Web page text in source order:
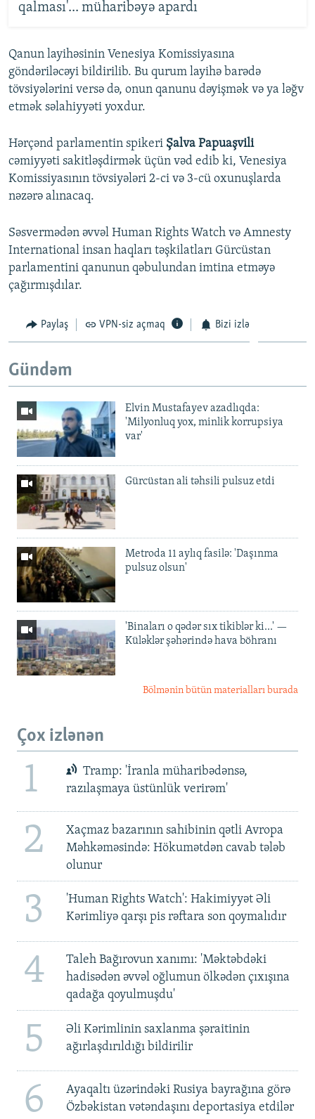
qalması'... müharibəyə apardı
Qanun layihəsinin Venesiya Komissiyasına
göndəriləcəyi bildirilib. Bu qurum layihə barədə
tövsiyələrini versə də, onun qanunu dəyişmək və ya ləğv
etmək səlahiyyəti yoxdur.
Hərçənd parlamentin spikeri Şalva Papuaşvili
cəmiyyəti sakitləşdirmək üçün vəd edib ki, Venesiya
Komissiyasının tövsiyələri 2-ci və 3-cü oxunuşlarda
nəzərə alınacaq.
Səsvermədən əvvəl Human Rights Watch və Amnesty
International insan haqları təşkilatları Gürcüstan
parlamentini qanunun qəbulundan imtina etməyə
çağırmışdılar.
Paylaş VPN-siz açmaq Bizi izlə
Gündəm
Elvin Mustafayev azadlıqda:
'Milyonluq yox, minlik korrupsiya
var'
Gürcüstan ali təhsili pulsuz etdi
Metroda 11 aylıq fasilə: 'Daşınma
pulsuz olsun'
'Binaları o qədər sıx tikiblər ki...' —
Küləklər şəhərində hava böhranı
Bölmənin bütün materialları burada
Çox izlənən
1
Tramp: 'İranla müharibədənsə,
razılaşmaya üstünlük verirəm'
2
Xaçmaz bazarının sahibinin qətli Avropa
Məhkəməsində: Hökumətdən cavab tələb
olunur
3
'Human Rights Watch': Hakimiyyət Əli
Kərimliyə qarşı pis rəftara son qoymalıdır
4
Taleh Bağırovun xanımı: 'Məktəbdəki
hadisədən əvvəl oğlumun ölkədən çıxışına
qadağa qoyulmuşdu'
5
Əli Kərimlinin saxlanma şəraitinin
ağırlaşdırıldığı bildirilir
6
Ayaqaltı üzərindəki Rusiya bayrağına görə
Özbəkistan vətəndaşını deportasiya etdilər